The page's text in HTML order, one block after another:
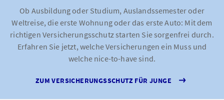
Ob Ausbildung oder Studium, Auslandssemester oder
Weltreise, die erste Wohnung oder das erste Auto: Mit dem
richtigen Versicherungsschutz starten Sie sorgenfrei durch.
Erfahren Sie jetzt, welche Versicherungen ein Muss und
welche nice-to-have sind.
ZUM VERSICHERUNGSSCHUTZ FÜR JUNGE